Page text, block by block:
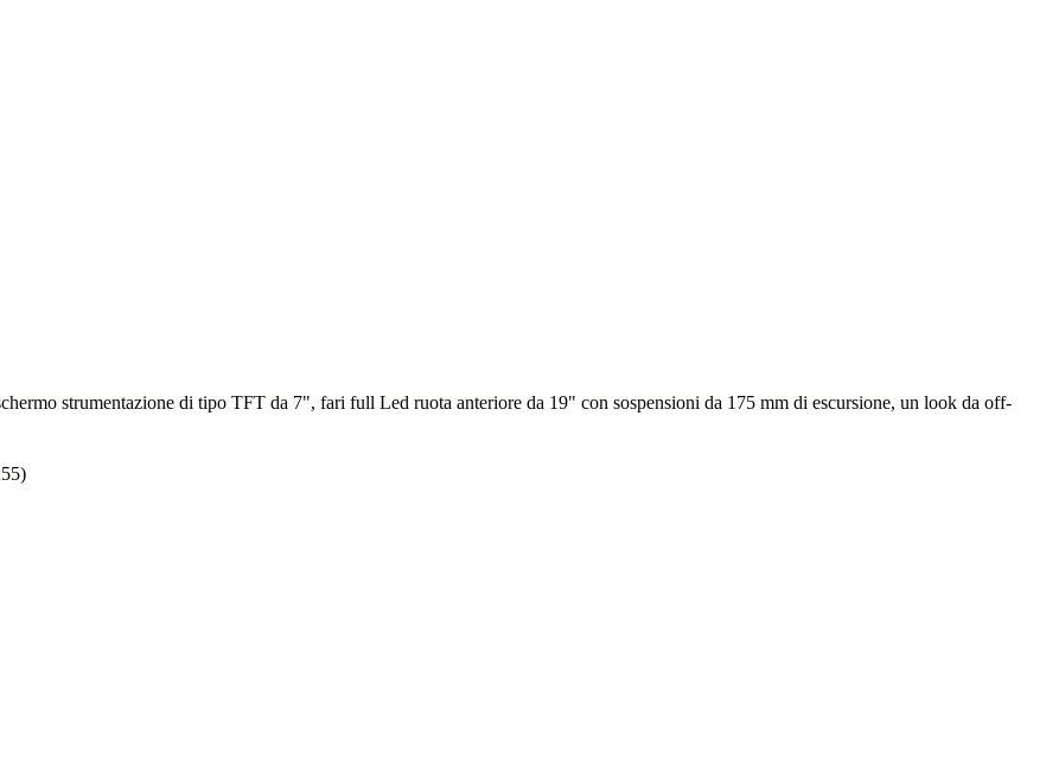
strumentazione di tipo TFT da 7", fari full Led ruota anteriore da 19" con sospensioni da 175 mm di escursione, un look da off-